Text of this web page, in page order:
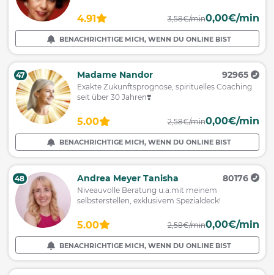
4.91 3,58€/min0,00€/min
BENACHRICHTIGE MICH, WENN DU ONLINE BIST
47 Madame Nandor 92965
Exakte Zukunftsprognose, spirituelles Coaching
seit über 30 Jahren❣️
5.00 2,58€/min0,00€/min
BENACHRICHTIGE MICH, WENN DU ONLINE BIST
48 Andrea Meyer Tanisha 80176
Niveauvolle Beratung u.a.mit meinem
selbsterstellen, exklusivem Spezialdeck!
5.00 2,58€/min0,00€/min
BENACHRICHTIGE MICH, WENN DU ONLINE BIST